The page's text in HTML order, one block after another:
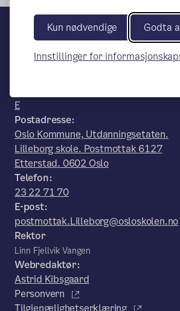
Kun nødvendige Godta
Innstillinger for
Lilleborg skole
– en del av Osloskolen
E
Postadresse:
Oslo Kommune, Utdanningsetaten.
Lilleborg skole. Postmottak 6127
Etterstad. 0602 Oslo
Telefon:
23 22 71 70
E-post:
postmottak.Lilleborg@osloskolen.no
Rektor
Linn Fjellvik Vangen
Webredaktør:
Astrid Kibsgaard
Personvern